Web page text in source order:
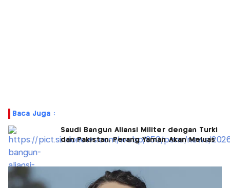
Baca Juga :
Saudi Bangun Aliansi Militer dengan Turki
dan Pakistan, Perang Yaman Akan Meluas